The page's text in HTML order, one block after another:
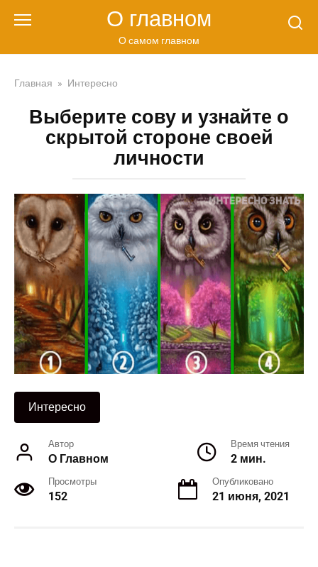
О главном
О самом главном
Главная » Интересно
Выберите сову и узнайте о
скрытой стороне своей
личности
Интересно
Автор
О Главном
Время чтения
2 мин.
Просмотры
152
Опубликовано
21 июня, 2021